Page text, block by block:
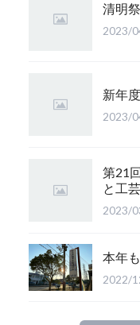
清明祭
2023/
新年
2023/
第21
と工
2023/
本年
2022/